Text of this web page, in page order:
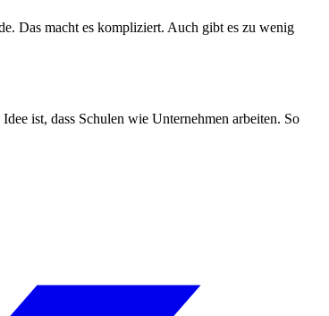
Das macht es kompliziert. Auch gibt es zu wenig
ist, dass Schulen wie Unternehmen arbeiten. So